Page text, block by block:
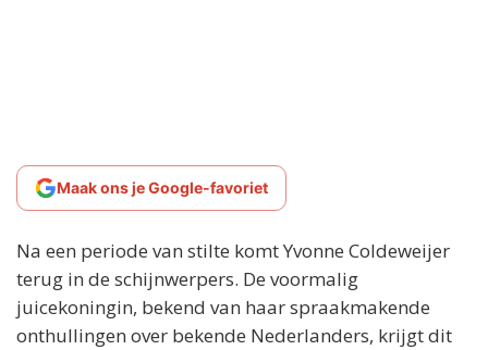
Maak ons je Google-favoriet
Na een periode van stilte komt Yvonne Coldeweijer
terug in de schijnwerpers. De voormalig
juicekoningin, bekend van haar spraakmakende
onthullingen over bekende Nederlanders, krijgt dit